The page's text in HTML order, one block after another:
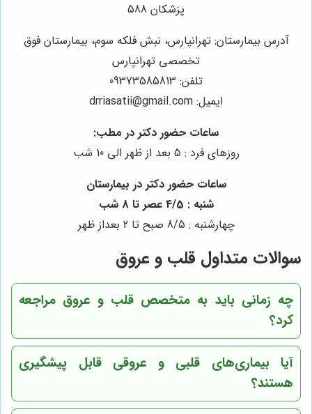
پزشکان 588
آدرس بیمارستان: تهرانپارس، نبش فلكه سوم، بيمارستان فوق
تخصصی تهرانپارس
تلفن: 09373585813
ایمیل: drriasatii@gmail.com
ساعات حضور دکتر در مطب:
روزهای فرد : 5 بعد از ظهر الی 10 شب
ساعات حضور دکتر در بیمارستان
شنبه : 4/5 عصر تا 8 شب
چهارشنبه : 8/5 صبح تا 2 بعداز ظهر
سوالات متداول قلب و عروق
چه زمانی باید به متخصص قلب و عروق مراجعه
کرد؟
آیا بیماری‌های قلبی و عروقی قابل پیشگیری
هستند؟